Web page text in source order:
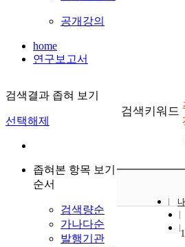
공개강의
home
연구보고서
검색결과 좁혀 보기
선택해제
좁혀본 항목 보기
순서
검색량순
가나다순
발행기관
검색키워드
1